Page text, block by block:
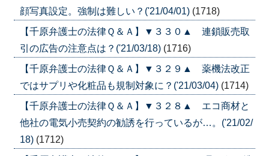
顔写真設定。強制は難しい？('21/04/01) (1718)
【千原弁護士の法律Ｑ＆Ａ】▼３３０▲ 連鎖販売取
引の広告の注意点は？('21/03/18) (1716)
【千原弁護士の法律Ｑ＆Ａ】▼３２９▲ 薬機法改正
ではサプリや化粧品も規制対象に？('21/03/04) (1714)
【千原弁護士の法律Ｑ＆Ａ】▼３２８▲ エコ商材と
他社の電気小売契約の勧誘を行っているが…。('21/02/
18) (1712)